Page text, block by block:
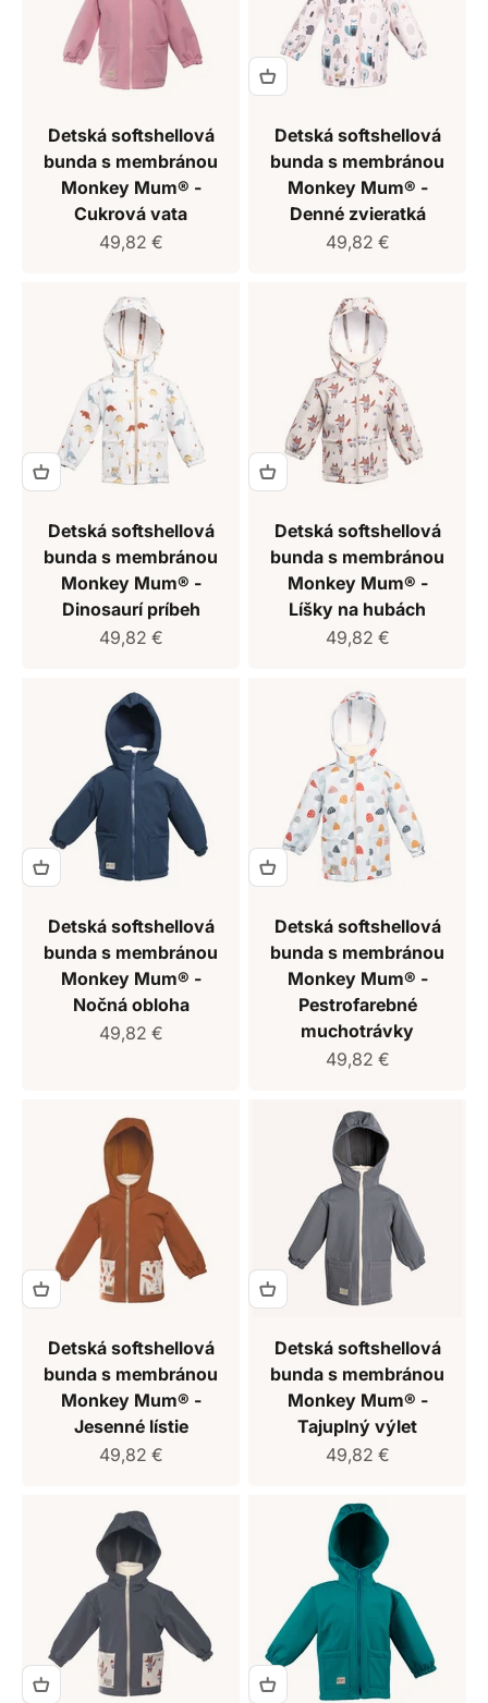
Detská softshellová
bunda s membránou
Monkey Mum® -
Cukrová vata
Predajná cena
49,82 €
Detská softshellová
bunda s membránou
Monkey Mum® -
Denné zvieratká
Predajná cena
49,82 €
Detská softshellová
bunda s membránou
Monkey Mum® -
Dinosaurí príbeh
Predajná cena
49,82 €
Detská softshellová
bunda s membránou
Monkey Mum® -
Líšky na hubách
Predajná cena
49,82 €
Detská softshellová
bunda s membránou
Monkey Mum® -
Nočná obloha
Predajná cena
49,82 €
Detská softshellová
bunda s membránou
Monkey Mum® -
Pestrofarebné
muchotrávky
Predajná cena
49,82 €
Detská softshellová
bunda s membránou
Monkey Mum® -
Jesenné lístie
Predajná cena
49,82 €
Detská softshellová
bunda s membránou
Monkey Mum® -
Tajuplný výlet
Predajná cena
49,82 €